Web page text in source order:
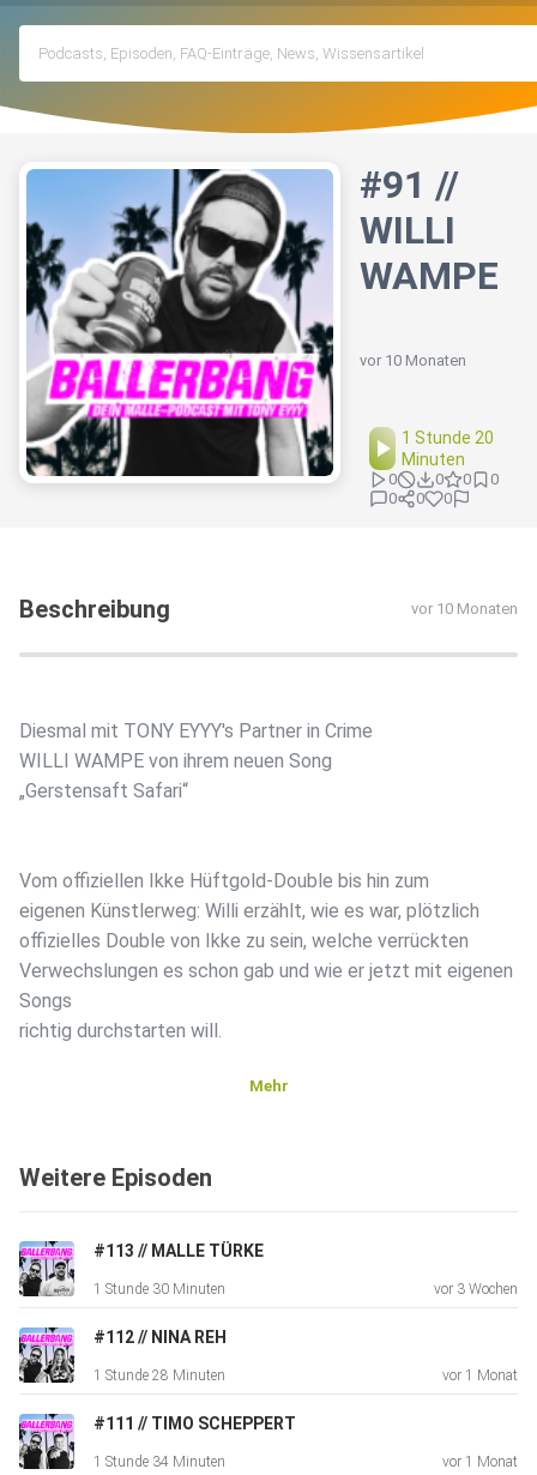
#91 //
WILLI
WAMPE
vor 10 Monaten
1 Stunde 20
Minuten
0 0 0
0
0
0 0
Beschreibung vor 10 Monaten
Diesmal mit TONY EYYY's Partner in Crime
WILLI WAMPE von ihrem neuen Song
„Gerstensaft Safari“
Vom offiziellen Ikke Hüftgold-Double bis hin zum
eigenen Künstlerweg: Willi erzählt, wie es war, plötzlich
offizielles Double von Ikke zu sein, welche verrückten
Verwechslungen es schon gab und wie er jetzt mit eigenen
Songs
richtig durchstarten will.
auf Malle, legendäre Outtakes und den ganz eigenen Vibe,
Willi auf die Bühne bringt.Und ja – die wichtigste Frage wird
auch beantwortet: Elefanten oder Löwen?
Jetzt reinhören – überall, wo’s Podcasts gibt! ️
Mehr
Weitere Episoden
#113 // MALLE TÜRKE
1 Stunde 30 Minuten vor 3 Wochen
#112 // NINA REH
1 Stunde 28 Minuten vor 1 Monat
#111 // TIMO SCHEPPERT
1 Stunde 34 Minuten vor 1 Monat